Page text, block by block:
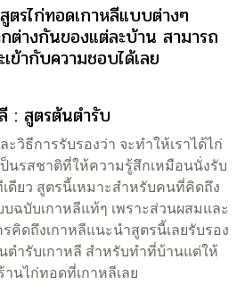
ตรไก่ทอดเกาหลีแบบต่างๆ
ต่างกันของแต่ละบ้าน สามารถ
ข้ากับความชอบได้เลย
: สูตรต้นตำรับ
การรับรองว่า จะทำให้เราได้ไก่
นรสชาติที่ให้ความรู้สึกเหมือนนั่งรับ
ดียว สูตรนี้เหมาะสำหรับคนที่คิดถึง
ฉบับเกาหลีแท้ๆ เพราะส่วนผสมและ
คิดถึงเกาหลีแนะนำสูตรนี้เลยรับรอง
ตำรับเกาหลี สำหรับทำที่บ้านแต่ให้
นไก่ทอดที่เกาหลีเลย